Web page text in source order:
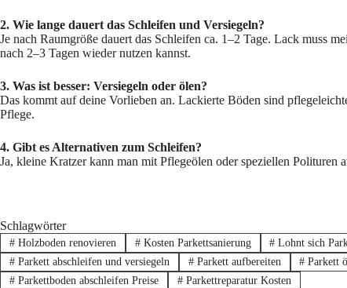
2. Wie lange dauert das Schleifen und Versiegeln?
Je nach Raumgröße dauert das Schleifen ca. 1–2 Tage. Lack muss
nach 2–3 Tagen wieder nutzen kannst.
3. Was ist besser: Versiegeln oder ölen?
Das kommt auf deine Vorlieben an. Lackierte Böden sind
Pflege.
4. Gibt es Alternativen zum Schleifen?
Ja, kleine Kratzer kann man mit Pflegeölen oder speziellen Polituren
Schlagwörter
#Holzboden renovieren #Kosten Parkettsanierung # Lohnt sich
#Parkett abschleifen und versiegeln #Parkett aufbereiten # Parkett
#Parkettboden abschleifen Preise #Parkettreparatur Kosten